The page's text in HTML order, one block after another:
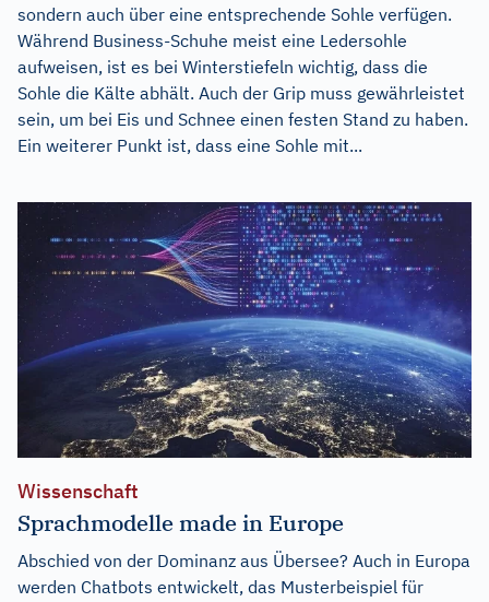
sondern auch über eine entsprechende Sohle verfügen.
Während Business-Schuhe meist eine Ledersohle
aufweisen, ist es bei Winterstiefeln wichtig, dass die
Sohle die Kälte abhält. Auch der Grip muss gewährleistet
sein, um bei Eis und Schnee einen festen Stand zu haben.
Ein weiterer Punkt ist, dass eine Sohle mit...
Wissenschaft
Sprachmodelle made in Europe
Abschied von der Dominanz aus Übersee? Auch in Europa
werden Chatbots entwickelt, das Musterbeispiel für